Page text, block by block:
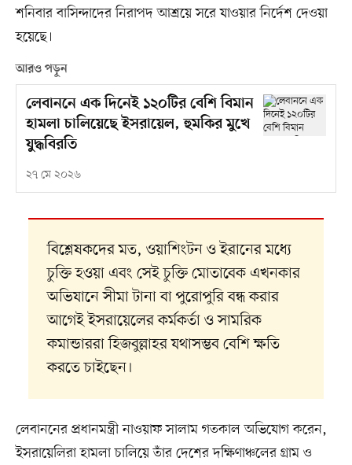
শনিবার বাসিন্দাদের নিরাপদ আশ্রয়ে সরে যাওয়ার নির্দেশ দেওয়া
হয়েছে।
আরও পড়ুন
লেবাননে এক দিনেই ১২০টির বেশি বিমান
হামলা চালিয়েছে ইসরায়েল, হুমকির মুখে
যুদ্ধবিরতি
২৭ মে ২০২৬
বিশ্লেষকদের মত, ওয়াশিংটন ও ইরানের মধ্যে
চুক্তি হওয়া এবং সেই চুক্তি মোতাবেক এখনকার
অভিযানে সীমা টানা বা পুরোপুরি বন্ধ করার
আগেই ইসরায়েলের কর্মকর্তা ও সামরিক
কমান্ডাররা হিজবুল্লাহর যথাসম্ভব বেশি ক্ষতি
করতে চাইছেন।
লেবাননের প্রধানমন্ত্রী নাওয়াফ সালাম গতকাল অভিযোগ করেন,
ইসরায়েলিরা হামলা চালিয়ে তাঁর দেশের দক্ষিণাঞ্চলের গ্রাম ও